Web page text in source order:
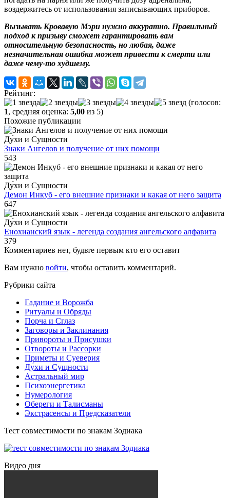
воздержитесь от использования записывающих приборов.
Вызывать Кровавую Мэри нужно аккуратно. Правильный
подход к призыву сможет гарантировать вам
относительную безопасность, но любая, даже
незначительная ошибка может привести к смерти или
даже чему-то худшему.
Рейтинг:
(голосов:
1, средняя оценка: 5,00 из 5)
Похожие публикации
Ду́хи и Сущности
Знаки Ангелов и получение от них помощи
543
Ду́хи и Сущности
Демон Инкуб - его внешние признаки и какая от него защита
647
Ду́хи и Сущности
Енохианский язык - легенда создания ангельского алфавита
379
Комментариев нет, будьте первым кто его оставит
Вам нужно войти, чтобы оставить комментарий.
Рубрики сайта
Гадание и Ворожба
Ритуалы и Обряды
Порча и Сглаз
Заговоры и Заклинания
Привороты и Присушки
Отвороты и Рассорки
Приметы и Суеверия
Ду́хи и Сущности
Астральный мир
Психоэнергетика
Нумерология
Обереги и Талисманы
Экстрасенсы и Предсказатели
Тест совместимости по знакам Зодиака
Видео дня